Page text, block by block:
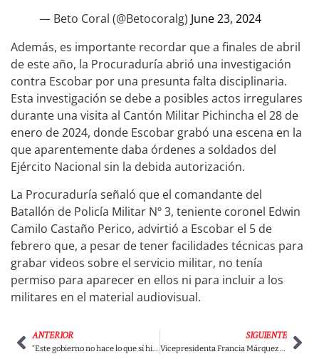
— Beto Coral (@Betocoralg) June 23, 2024
Además, es importante recordar que a finales de abril
de este año, la Procuraduría abrió una investigación
contra Escobar por una presunta falta disciplinaria.
Esta investigación se debe a posibles actos irregulares
durante una visita al Cantón Militar Pichincha el 28 de
enero de 2024, donde Escobar grabó una escena en la
que aparentemente daba órdenes a soldados del
Ejército Nacional sin la debida autorización.
La Procuraduría señaló que el comandante del
Batallón de Policía Militar Nº 3, teniente coronel Edwin
Camilo Castaño Perico, advirtió a Escobar el 5 de
febrero que, a pesar de tener facilidades técnicas para
grabar videos sobre el servicio militar, no tenía
permiso para aparecer en ellos ni para incluir a los
militares en el material audiovisual.
ANTERIOR
“Este gobierno no hace lo que sí hicieron otros en el pasado”: Presidente Petro rechaza tajantemente las supuestas interceptaciones a la oposición
SIGUIENTE
Vicepresidenta Francia Márquez exige justicia: Jota Pe Hernández acorralado por calumnias sin pruebas